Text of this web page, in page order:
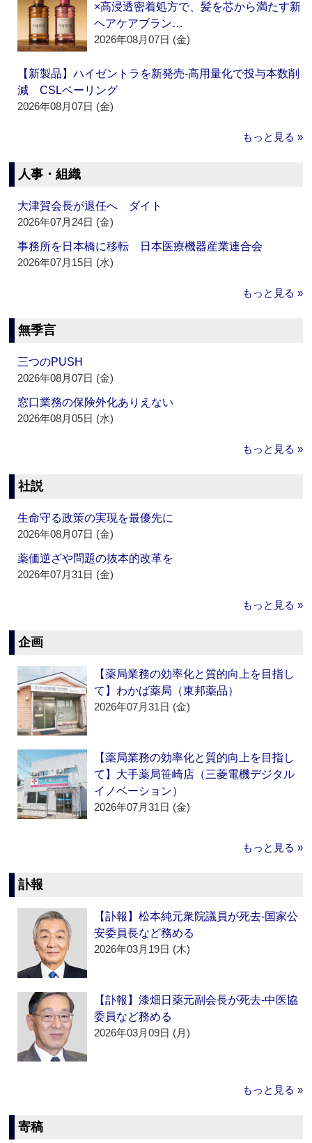
×高浸透密着処方で、髪を芯から満たす新
ヘアケアブラン…
2026年08月07日 (金)
【新製品】ハイゼントラを新発売‐高用量化で投与本数削
減 CSLベーリング
2026年08月07日 (金)
もっと見る »
人事・組織
大津賀会長が退任へ ダイト
2026年07月24日 (金)
事務所を日本橋に移転 日本医療機器産業連合会
2026年07月15日 (水)
もっと見る »
無季言
三つのPUSH
2026年08月07日 (金)
窓口業務の保険外化ありえない
2026年08月05日 (水)
もっと見る »
社説
生命守る政策の実現を最優先に
2026年08月07日 (金)
薬価逆ざや問題の抜本的改革を
2026年07月31日 (金)
もっと見る »
企画
【薬局業務の効率化と質的向上を目指し
て】わかば薬局（東邦薬品）
2026年07月31日 (金)
【薬局業務の効率化と質的向上を目指し
て】大手薬局笹崎店（三菱電機デジタル
イノベーション）
2026年07月31日 (金)
もっと見る »
訃報
【訃報】松本純元衆院議員が死去‐国家公
安委員長など務める
2026年03月19日 (木)
【訃報】漆畑日薬元副会長が死去‐中医協
委員など務める
2026年03月09日 (月)
もっと見る »
寄稿